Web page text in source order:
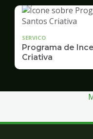
SERVICO
Programa de
Criativa